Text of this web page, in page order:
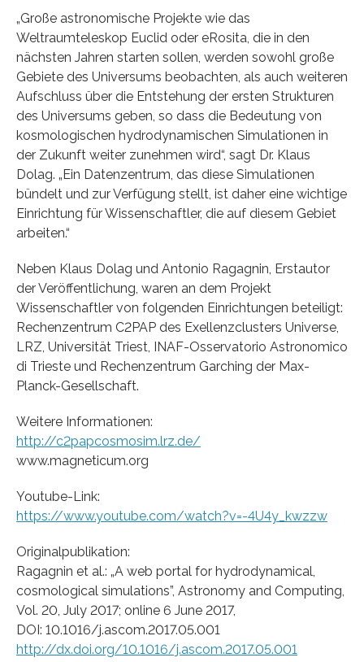
„Große astronomische Projekte wie das
Weltraumteleskop Euclid oder eRosita, die in den
nächsten Jahren starten sollen, werden sowohl große
Gebiete des Universums beobachten, als auch weiteren
Aufschluss über die Entstehung der ersten Strukturen
des Universums geben, so dass die Bedeutung von
kosmologischen hydrodynamischen Simulationen in
der Zukunft weiter zunehmen wird“, sagt Dr. Klaus
Dolag. „Ein Datenzentrum, das diese Simulationen
bündelt und zur Verfügung stellt, ist daher eine wichtige
Einrichtung für Wissenschaftler, die auf diesem Gebiet
arbeiten.“
Neben Klaus Dolag und Antonio Ragagnin, Erstautor
der Veröffentlichung, waren an dem Projekt
Wissenschaftler von folgenden Einrichtungen beteiligt:
Rechenzentrum C2PAP des Exellenzclusters Universe,
LRZ, Universität Triest, INAF-Osservatorio Astronomico
di Trieste und Rechenzentrum Garching der Max-
Planck-Gesellschaft.
Weitere Informationen:
http://c2papcosmosim.lrz.de/
www.magneticum.org
Youtube-Link:
https://www.youtube.com/watch?v=-4U4y_kwzzw
Originalpublikation:
Ragagnin et al.: „A web portal for hydrodynamical,
cosmological simulations”, Astronomy and Computing,
Vol. 20, July 2017; online 6 June 2017,
DOI: 10.1016/j.ascom.2017.05.001
http://dx.doi.org/10.1016/j.ascom.2017.05.001